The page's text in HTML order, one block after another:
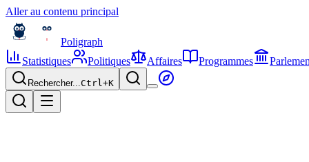
Aller au contenu principal
Poligraph
Statistiques
Politiques Affaires Programmes
Rechercher...Ctrl+K